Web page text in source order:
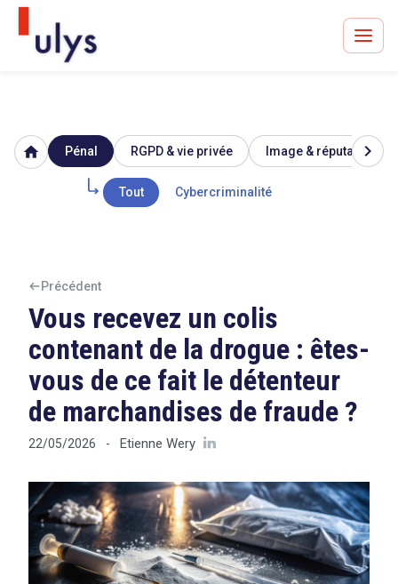
Avocats à Paris & Bruxelles
Leader en droit de l'innovation depuis 30 ans
Tout sur le RGPD
Rechercher
CONTACT
home Pénal RGPD & vie privée Image & réputation
Tout Cybercriminalité
chevron_right
Précédent
Vous recevez un colis
contenant de la drogue : êtes-
vous de ce fait le détenteur
de marchandises de fraude ?
22/05/2026 - Etienne Wery